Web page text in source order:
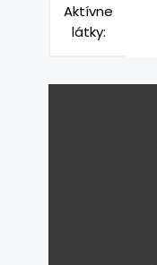
Aktívne
látky: